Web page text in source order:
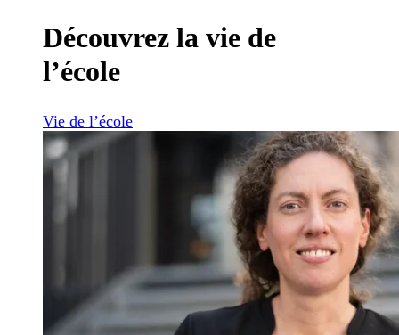
Découvrez la vie de
l’école
Vie de l’école